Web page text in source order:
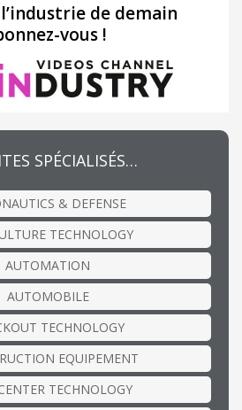
de demain
vous !
SPÉCIALISÉS…
& DEFENSE
TECHNOLOGY
AUTOMATION
AUTOMOBILE
TECHNOLOGY
EQUIPEMENT
TECHNOLOGY